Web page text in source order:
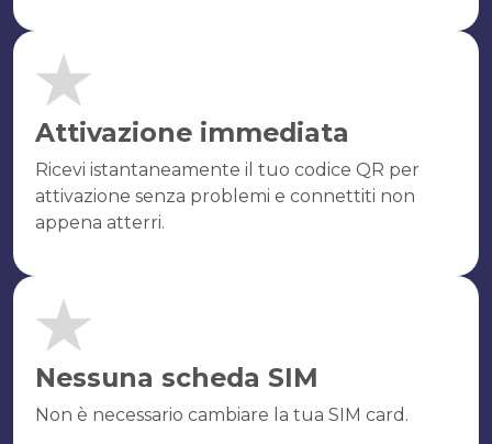
Attivazione immediata
Ricevi istantaneamente il tuo codice QR per
attivazione senza problemi e connettiti non
appena atterri.
Nessuna scheda SIM
Non è necessario cambiare la tua SIM card.